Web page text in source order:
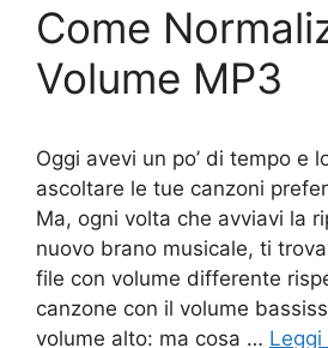
Come
Volume MP3
Oggi avevi un po’ di tempo e
ascoltare le tue canzoni
Ma, ogni volta che avviavi la
nuovo brano musicale, ti
file con volume differente
canzone con il volume
volume alto: ma cosa …